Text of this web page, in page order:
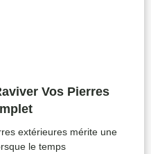
Vos Pierres
extérieures mérite une
le temps